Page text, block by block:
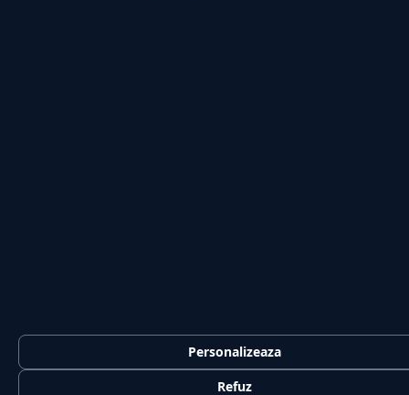
Personalizeaza
Refuz